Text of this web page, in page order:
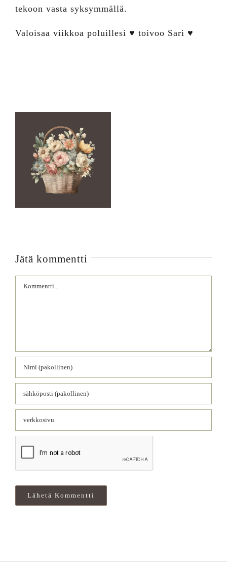
tekoon vasta syksymmällä.
Valoisaa viikkoa poluillesi ♥ toivoo Sari ♥
Lisää
Jätä kommentti
Comment